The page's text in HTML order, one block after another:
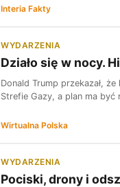
Interia Fakty
WYDARZENIA
Działo się w nocy.
Donald Trump przekazał,
Strefie Gazy, a plan ma być
Wirtualna Polska
WYDARZENIA
Pociski, drony i